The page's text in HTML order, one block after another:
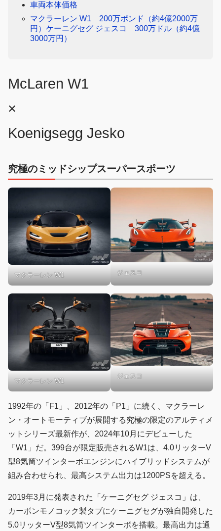
車両本体価格
マクラーレン W1 200万ポンド（約4億2000万
円）ケーニグセグ ジェスコ 300万ドル（約4億
3000万円）
McLaren W1
×
Koenigsegg Jesko
究極のミッドシップスーパースポーツ
マクラーレン W1 ジェスコ
マクラーレン W1
ジェスコ
1992年の「F1」、2012年の「P1」に続く、マクラーレ
ン・オートモーティブが展開する究極の限定のアルティメ
ットシリーズ最新作が、2024年10月にデビューした
「W1」だ。399台が限定販売されるW1は、4.0リッターV
型8気筒ツインターボエンジンにハイブリッドシステムが
組み合わせられ、最高システム出力は1200PSを超える。
2019年3月に発表された「ケーニグセグ ジェスコ」は、
カーボンモノコック製タブにケーニグセグが独自開発した
5.0リッターV型8気筒ツインターボを搭載。最高出力は通